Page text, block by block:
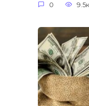
0 9.5к.